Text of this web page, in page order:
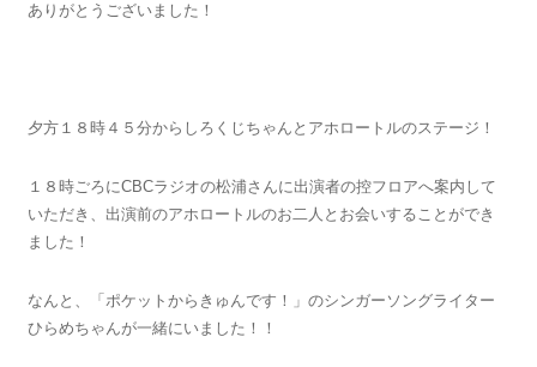
ありがとうございました！
夕方１８時４５分からしろくじちゃんとアホロートルのステージ！
１８時ごろにCBCラジオの松浦さんに出演者の控フロアへ案内して
いただき、出演前のアホロートルのお二人とお会いすることができ
ました！
なんと、「ポケットからきゅんです！」のシンガーソングライター
ひらめちゃんが一緒にいました！！